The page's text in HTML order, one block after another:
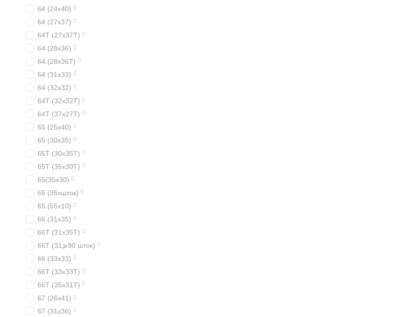
64 (24x40) 0
64 (27x37) 0
64T (27x37T) 0
64 (28x36) 0
64 (28x36T) 0
64 (31x33) 0
64 (32x32) 0
64T (32x32T) 0
64T (37x27T) 0
65 (25x40) 0
65 (30x35) 0
65T (30x35T) 0
65T (35x30T) 0
65(35х30) 0
65 (35xшток) 0
65 (55x10) 0
66 (31x35) 0
66T (31x35T) 0
66T (31⩾90 шток) 0
66 (33x33) 0
66T (33x33T) 0
66T (35x31T) 0
67 (26x41) 0
67 (31x36) 0